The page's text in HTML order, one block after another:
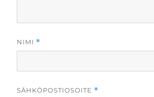
NIMI *
SÄHKÖPOSTIOSOITE *